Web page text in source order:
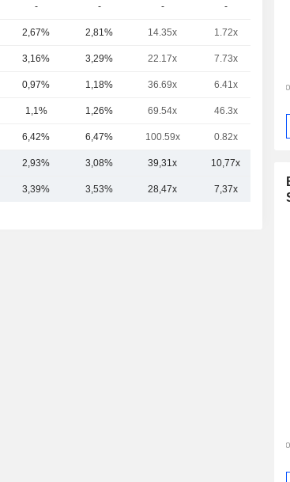
- - - -
2,67% 2,81% 14.35x 1.72x
3,16% 3,29% 22.17x 7.73x
0,97% 1,18% 36.69x 6.41x
1,1% 1,26% 69.54x 46.3x
6,42% 6,47% 100.59x 0.82x
2,93% 3,08% 39,31x 10,77x
3,39% 3,53% 28,47x 7,37x